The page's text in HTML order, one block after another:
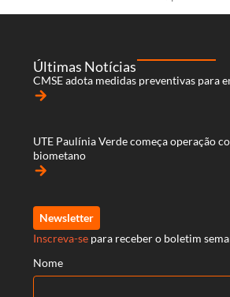
Últimas Notícias
CMSE adota medidas preventivas para
arrow_forward
UTE Paulínia Verde começa operação
biometano
arrow_forward
Newsletter
Inscreva-se para receber o boletim
Nome